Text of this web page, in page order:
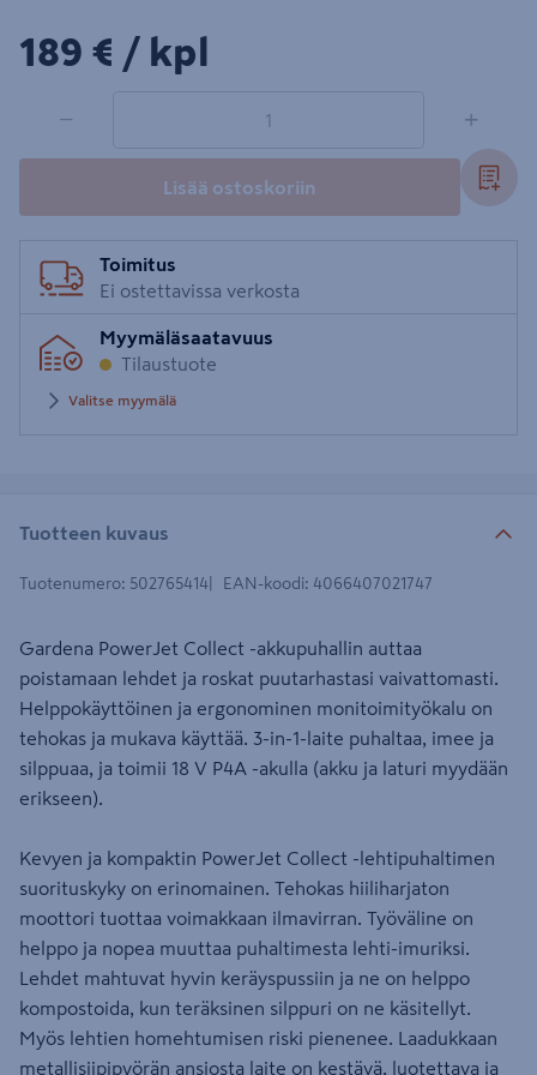
189€/kpl
189 € / kpl
− +
Lisää ostoskoriin
Toimitus
Ei ostettavissa verkosta
Myymäläsaatavuus
Tilaustuote
Valitse myymälä
Tuotteen kuvaus
Tuotenumero: 502765414 EAN-koodi: 4066407021747
Gardena PowerJet Collect -akkupuhallin auttaa
poistamaan lehdet ja roskat puutarhastasi vaivattomasti.
Helppokäyttöinen ja ergonominen monitoimityökalu on
tehokas ja mukava käyttää. 3-in-1-laite puhaltaa, imee ja
silppuaa, ja toimii 18 V P4A -akulla (akku ja laturi myydään
erikseen).
Kevyen ja kompaktin PowerJet Collect -lehtipuhaltimen
suorituskyky on erinomainen. Tehokas hiiliharjaton
moottori tuottaa voimakkaan ilmavirran. Työväline on
helppo ja nopea muuttaa puhaltimesta lehti-imuriksi.
Lehdet mahtuvat hyvin keräyspussiin ja ne on helppo
kompostoida, kun teräksinen silppuri on ne käsitellyt.
Myös lehtien homehtumisen riski pienenee. Laadukkaan
metallisiipipyörän ansiosta laite on kestävä, luotettava ja